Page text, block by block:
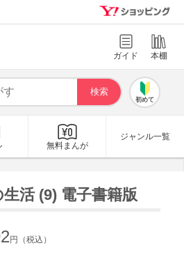
ガイド 本棚
初めて
無料まんが
ジャンル一覧
活 (9) 電子書籍版
円（税込）